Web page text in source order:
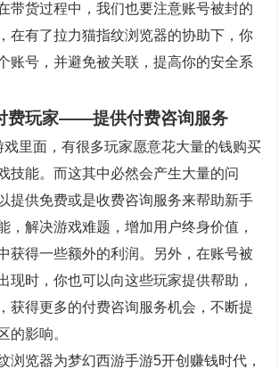
带货过程中，我们也要注意账号被封的
在有了拉力猫指纹浏览器的协助下，你
账号，并避免被关联，提高你的安全系
费玩家——提供付费咨询服务
里面，有很多玩家愿意花大量的钱购买
技能。而这其中必然会产生大量的问
提供免费或是收费咨询服务来帮助新手
，解决游戏难题，增加用户终身价值，
获得一些额外的利润。另外，在账号被
现时，你也可以向这些玩家提供帮助，
获得更多的付费咨询服务机会，不断提
的影响。
浏览器为梦幻西游手游5开创赚钱时代，